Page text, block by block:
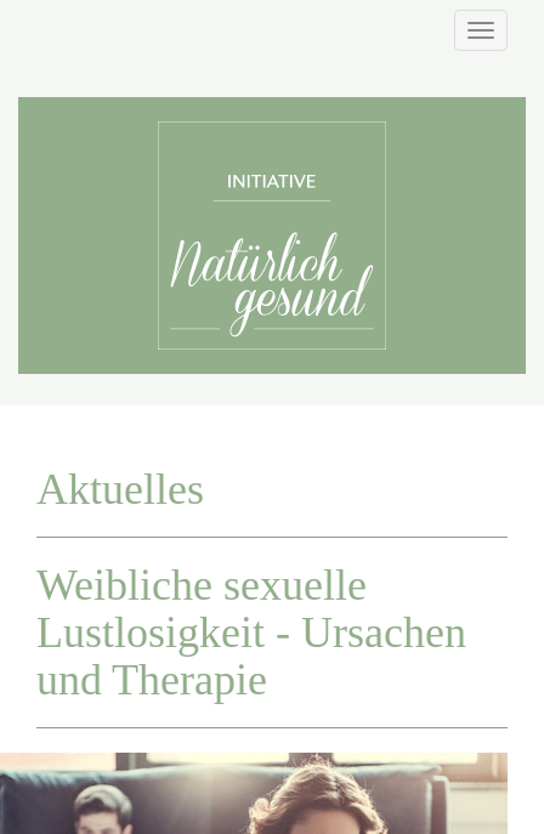
Aktuelles
Weibliche sexuelle
Lustlosigkeit - Ursachen
und Therapie